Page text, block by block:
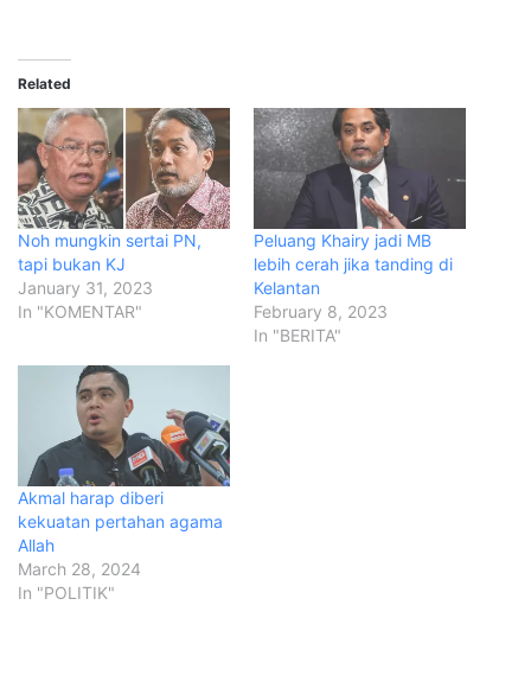
Related
Noh mungkin sertai PN,
tapi bukan KJ
January 31, 2023
In "KOMENTAR"
Peluang Khairy jadi MB
lebih cerah jika tanding di
Kelantan
February 8, 2023
In "BERITA"
Akmal harap diberi
kekuatan pertahan agama
Allah
March 28, 2024
In "POLITIK"